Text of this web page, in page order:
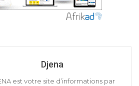
Djena
est votre site d’informations par